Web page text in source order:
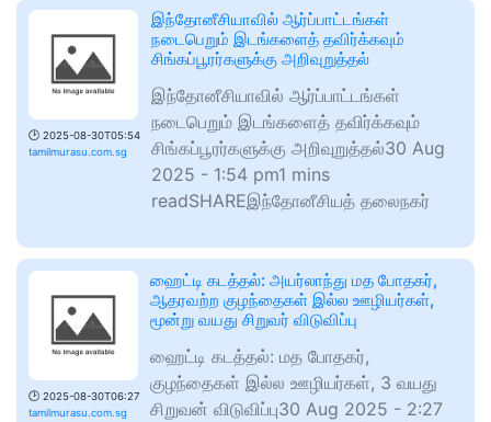
🕑 2025-08-30T05:54
tamilmurasu.com.sg
இந்தோனீசியாவில் ஆர்ப்பாட்டங்கள்
நடைபெறும் இடங்களைத் தவிர்க்கவும்
சிங்கப்பூரர்களுக்கு அறிவுறுத்தல்
இந்தோனீசியாவில் ஆர்ப்பாட்டங்கள்
நடைபெறும் இடங்களைத் தவிர்க்கவும்
சிங்கப்பூரர்களுக்கு அறிவுறுத்தல்30 Aug
2025 - 1:54 pm1 mins
readSHAREஇந்தோனீசியத் தலைநகர்
🕑 2025-08-30T06:27
tamilmurasu.com.sg
ஹைட்டி கடத்தல்: அயர்லாந்து மத போதகர்,
ஆதரவற்ற குழந்தைகள் இல்ல ஊழியர்கள்,
மூன்று வயது சிறுவர் விடுவிப்பு
ஹைட்டி கடத்தல்: மத போதகர்,
குழந்தைகள் இல்ல ஊழியர்கள், 3 வயது
சிறுவன் விடுவிப்பு30 Aug 2025 - 2:27